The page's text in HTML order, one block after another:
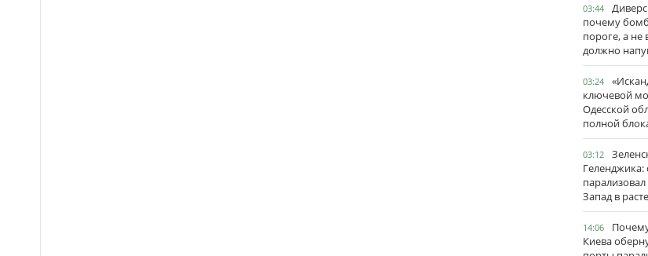
03:44
почему
пороге, а не
должно
03:24
ключевой
Одесской
полной
03:12
Запад в
14:06
Киева